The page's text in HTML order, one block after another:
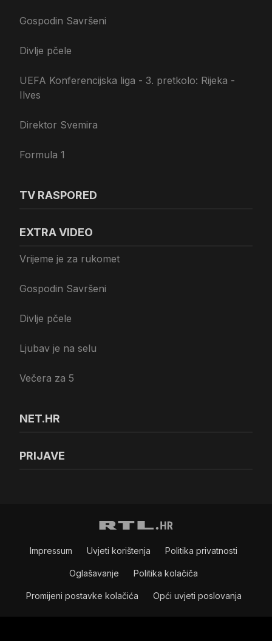
Gospodin Savršeni
Divlje pčele
UEFA Konferencijska liga - 3. pretkolo: Rijeka -
Ilves
Direktor Svemira
Formula 1
TV RASPORED
EXTRA VIDEO
Vrijeme je za rukomet
Gospodin Savršeni
Divlje pčele
Ljubav je na selu
Večera za 5
NET.HR
PRIJAVE
Impressum Uvjeti korištenja Politika privatnosti
Oglašavanje Politika kolačiča
Promijeni postavke kolačića Opći uvjeti poslovanja